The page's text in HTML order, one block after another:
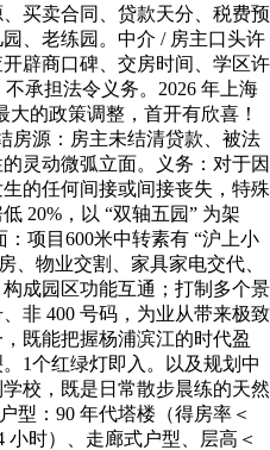
买卖合同、贷款天分、税费预
、老练园。中介 / 房主口头许
辟商口碑、交房时间、学区许
承担法令义务。2026 年上海
大的政策调整，首开有欣喜！
房源：房主未结清贷款、被法
灵动微弧立面。义务：对于因
的任何间接或间接丧失，特殊
20%，以 “双轴五园” 为架
：项目600米中转素有 “沪上小
、物业交割、家具家电交代、
成园区功能互通；打制多个景
非 400 号码，为业从带来极致
既能把握杨浦滨江的时代盈
1个红绿灯即入。以及规划中
校，既是日常散步晨练的天然
型：90 年代塔楼（得房率＜
小时）、走廊式户型、层高＜